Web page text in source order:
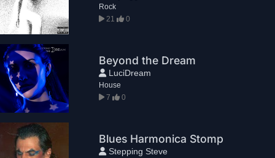
Rock
21
0
Beyond the Dream
LuciDream
House
7
0
Blues Harmonica Stomp
Stepping Steve